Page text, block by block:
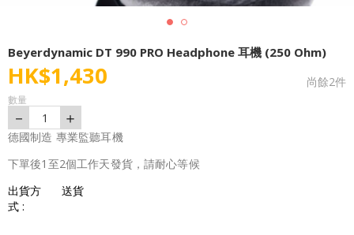
Beyerdynamic DT 990 PRO Headphone 耳機 (250 Ohm)
HK$1,430 尚餘2件
數量
－ 1 ＋
德國制造 專業監聽耳機
下單後1至2個工作天發貨，請耐心等候
出貨方
式 :
送貨